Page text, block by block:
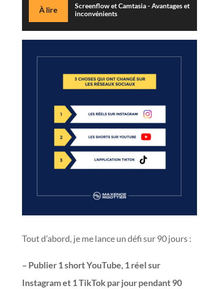
À lire
Screenflow et Camtasia - Avantages et
inconvénients
Tout d’abord, je me lance un défi sur 90 jours :
– Publier 1 short YouTube, 1 réel sur
Instagram et 1 TikTok par jour pendant 90